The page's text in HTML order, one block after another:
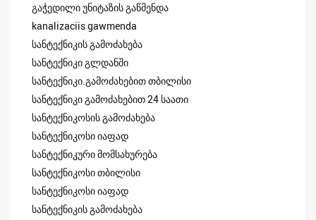
გაჭედილი უნიტაზის გაწმენდა
kanalizaciis gawmenda
სანტექნიკის გამოძახება
სანტექნიკი გლდანში
სანტექნიკი.გამოძახებით თბილისი
სანტექნიკი გამოძახებით 24 საათი
სანტექნიკოსის გამოძახება
სანტექნიკოსი იაფად
სანტექნიკური მომსახურება
სანტექნიკოსი თბილისი
სანტექნიკოსი იაფად
სანტექნიკის გამოძახება